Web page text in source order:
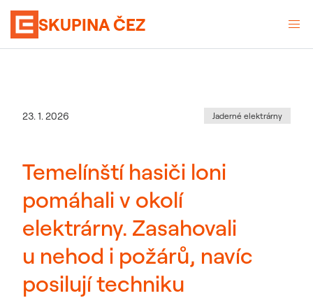
SKUPINA ČEZ
Datum zveřejnění
23. 1. 2026 Kategorie:
Jaderné elektrárny
Temelínští hasiči loni
pomáhali v okolí
elektrárny. Zasahovali
u nehod i požárů, navíc
posilují techniku